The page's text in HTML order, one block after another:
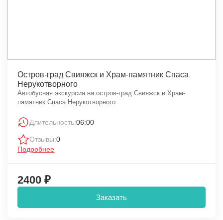
Остров-град Свияжск и Храм-памятник Спаса
Нерукотворного
Автобусная экскурсия на остров-град Свияжск и Храм-
памятник Спаса Нерукотворного
Длительность:06:00
Отзывы:0
Подробнее
2400 ₽
Заказать